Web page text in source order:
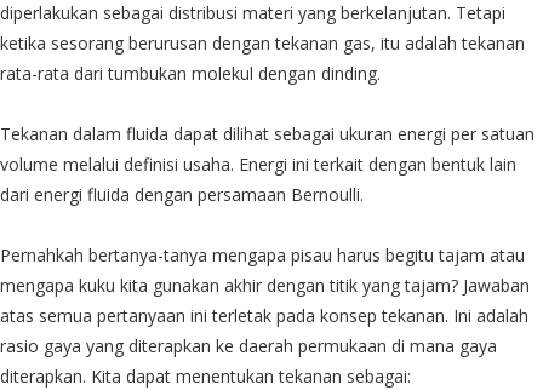
diperlakukan sebagai distribusi materi yang berkelanjutan. Tetapi
ketika sesorang berurusan dengan tekanan gas, itu adalah tekanan
rata-rata dari tumbukan molekul dengan dinding.
Tekanan dalam fluida dapat dilihat sebagai ukuran energi per satuan
volume melalui definisi usaha. Energi ini terkait dengan bentuk lain
dari energi fluida dengan persamaan Bernoulli.
Pernahkah bertanya-tanya mengapa pisau harus begitu tajam atau
mengapa kuku kita gunakan akhir dengan titik yang tajam? Jawaban
atas semua pertanyaan ini terletak pada konsep tekanan. Ini adalah
rasio gaya yang diterapkan ke daerah permukaan di mana gaya
diterapkan. Kita dapat menentukan tekanan sebagai: